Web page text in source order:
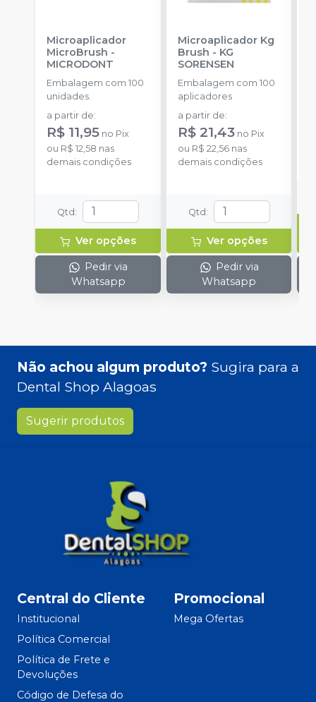
Microaplicador
MicroBrush -
MICRODONT
Embalagem com 100
unidades.
a partir de:
R$ 11,95 no Pix
ou R$ 12,58 nas
demais condições
Qtd :
Ver opções
Pedir via
Whatsapp
Microaplicador Kg
Brush - KG
SORENSEN
Embalagem com 100
aplicadores
a partir de:
R$ 21,43 no Pix
ou R$ 22,56nas
demais condições
Qtd :
Ver opções
Pedir via
Whatsapp
Não achou algum produto? Sugira para a
Dental Shop Alagoas
Sugerir produtos
Central do Cliente
Institucional
Política Comercial
Política de Frete e
Devoluções
Código de Defesa do
Promocional
Mega Ofertas